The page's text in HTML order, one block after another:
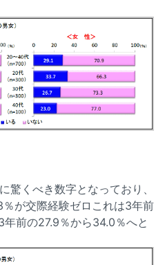
驚くべき数字となっており、
が交際経験ゼロこれは3年前
前の27.9％から34.0％へと